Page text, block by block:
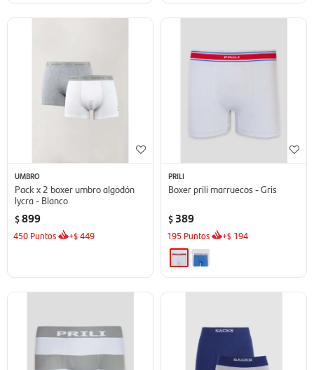
UMBRO
Pack x 2 boxer umbro algodón
lycra - Blanco
$899
450 Puntos +$449
PRILI
Boxer prili marruecos - Gris
$ 389
195 Puntos +$ 194